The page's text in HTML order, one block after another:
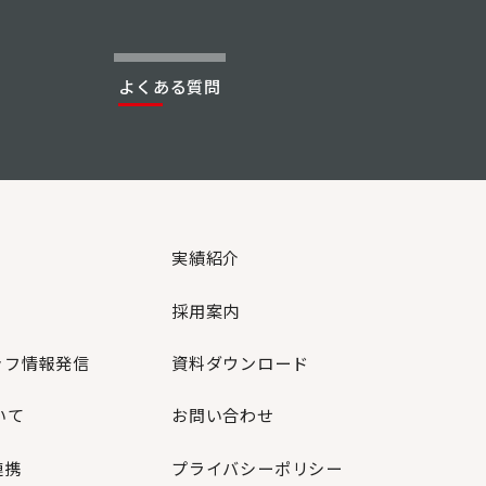
よくある質問
情報発信
て
実績紹介
採用案内
資料ダウンロード
お問い合わせ
プライバシーポリシー